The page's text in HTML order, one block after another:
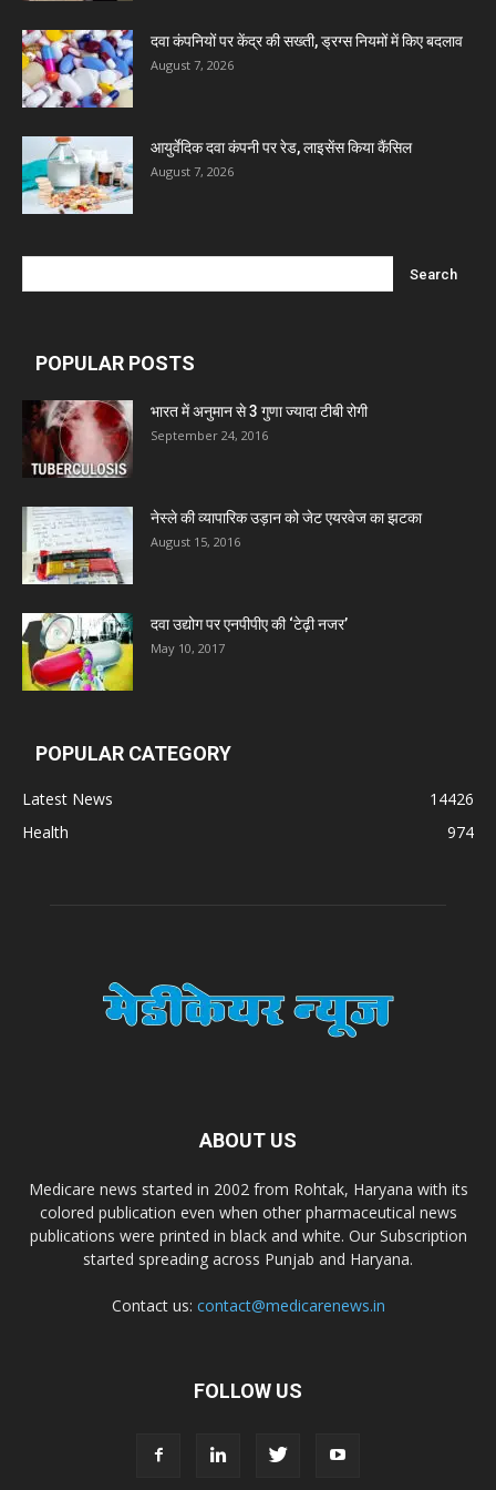
Ben Pharmaceuticals
Marxx Pharma
Mcneil & Argus Pharmaceuticals Limited
Admac Group Companies
Deep Shree Pharmaceuticals
Zumentes Healthcare
Digital Vision
Carewell Ayurveda
Dr. Madhukar Pharmaceuticals (P) Ltd
Dr. Alson Laboratories Private Limited
Domagk Smith Labs Pvt Ltd
दवा कंपनियों पर केंद्र की सख्ती, ड्रग्स नियमों में किए बदलाव
August 7, 2026
आयुर्वेदिक दवा कंपनी पर रेड, लाइसेंस किया कैंसिल
August 7, 2026
POPULAR POSTS
भारत में अनुमान से 3 गुणा ज्यादा टीबी रोगी
September 24, 2016
नेस्ले की व्यापारिक उड़ान को जेट एयरवेज का झटका
August 15, 2016
दवा उद्योग पर एनपीपीए की ‘टेढ़ी नजर’
May 10, 2017
POPULAR CATEGORY
Latest News
14426
Health
974
ABOUT US
Medicare news started in 2002 from Rohtak, Haryana with its
colored publication even when other pharmaceutical news
publications were printed in black and white. Our Subscription
started spreading across Punjab and Haryana.
Contact us: contact@medicarenews.in
FOLLOW US